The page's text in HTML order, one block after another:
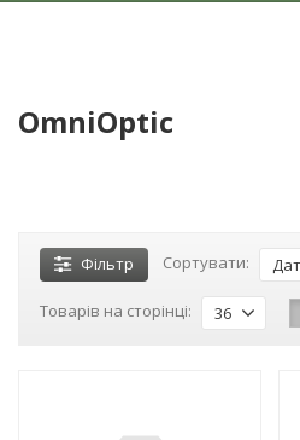
OmniOptic
Фільтр Сортувати:
Товарів на сторінці: 36